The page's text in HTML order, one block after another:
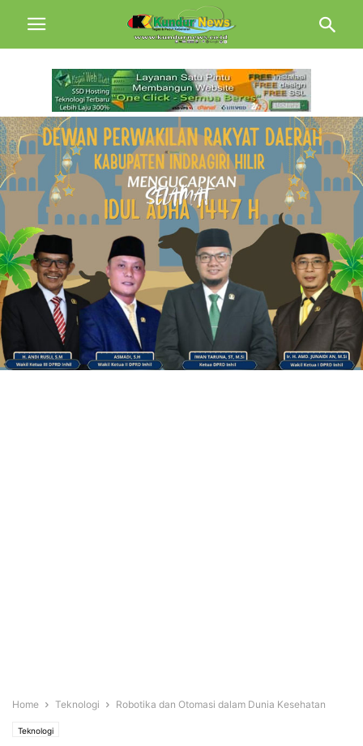
Home Teknologi Robotika dan Otomasi dalam Dunia Kesehatan
Teknologi